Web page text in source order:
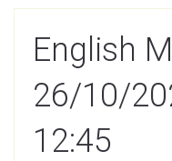
English
26/10/
12:45